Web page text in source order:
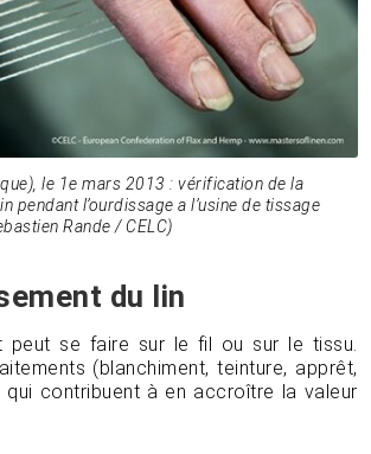
le 1e mars 2013 : vérification de la
pendant l’ourdissage a l’usine de tissage
Rande / CELC)
du lin
peut se faire sur le fil ou sur le tissu.
(blanchiment, teinture, apprêt,
qui contribuent à en accroître la valeur